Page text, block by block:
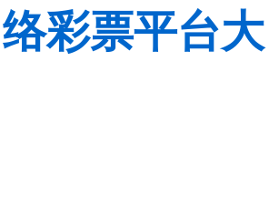
彩票平台大